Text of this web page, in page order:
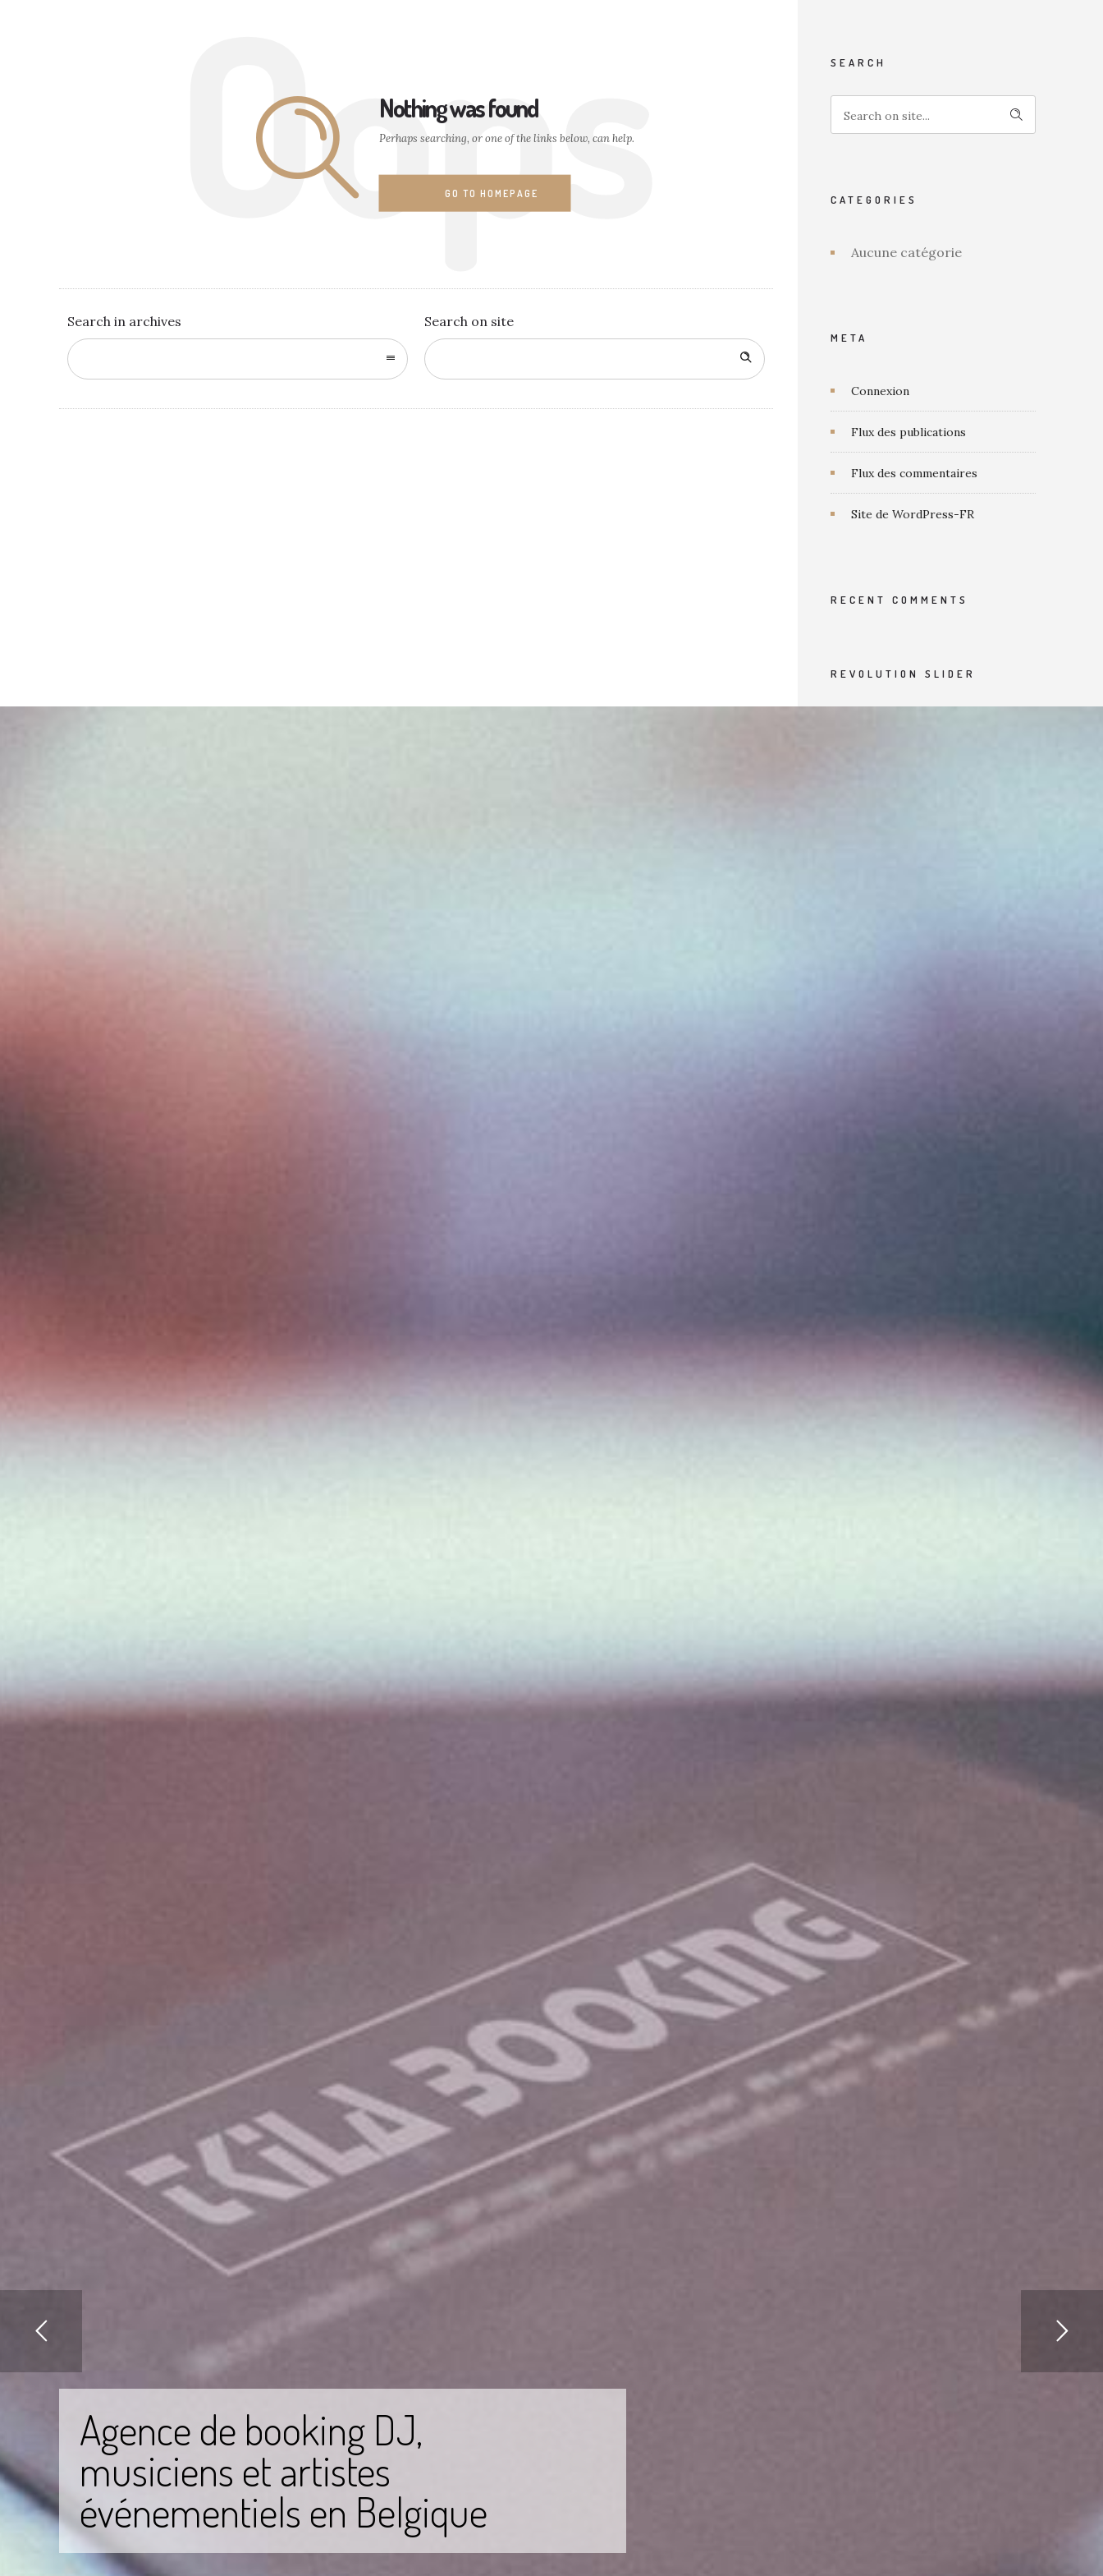
Oops
Nothing was found
Perhaps searching, or one of the links below, can help.
GO TO HOMEPAGE
Search in archives Search on site
SEARCH
CATEGORIES
Aucune catégorie
META
Connexion
Flux des publications
Flux des commentaires
Site de WordPress-FR
RECENT COMMENTS
REVOLUTION SLIDER
Agence de booking DJ,
musiciens et artistes
événementiels en Belgique